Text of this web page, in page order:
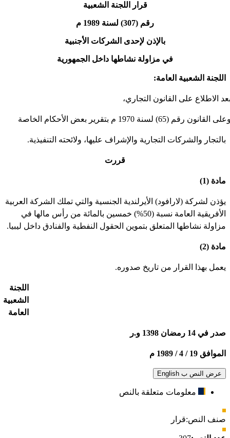
قرار اللجنة الشعبية
رقم (307) لسنة 1989 م
بالإذن لإحدى الشركات الأجنبية
في مزاولة نشاطها داخل الجمهورية
اللجنة الشعبية العامة:
الاطلاع على القانون التجاري،
رقم (65) لسنة 1970 م بتقرير بعض الأحكام الخاصة
بالتجار والشركات التجارية والإشراف عليها، ولائحته التنفيذية.
قررت
مادة (1)
يؤذن لشركة (لارافود) الأيرلندية الجنسية والتي تملك الشركة العربية
الأفريقية العامة نسبة (50%) خمسين بالمائة من رأس مالها في
مزاولة نشاطها المتعلق بتموين الحقول النفطية والفنادق داخل ليبيا.
مادة (2)
يعمل بهذا القرار من تاريخ صدوره.
اللجنة
الشعبية
العامة
صدر في 14 رمضان 1398 و.ر
الموافق 19 / 4 / 1989 م
عرض النص ب English
معلومات متعلقة بالنص
صنف النص:قرار